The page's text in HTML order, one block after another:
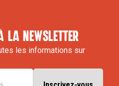
la newsletter
les informations sur